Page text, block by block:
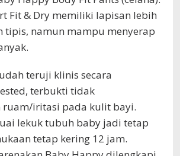
Fit & Dry memiliki lapisan lebih
tipis, namun mampu menyerap
teruji klinis secara
terbukti tidak
ruam/iritasi pada kulit bayi.
lekuk tubuh baby jadi tetap
tetap kering 12 jam.